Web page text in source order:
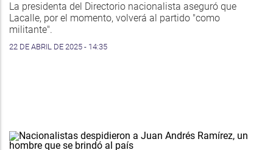
La presidenta del Directorio nacionalista aseguró que
Lacalle, por el momento, volverá al partido "como
militante".
22 DE ABRIL DE 2025 - 14:35